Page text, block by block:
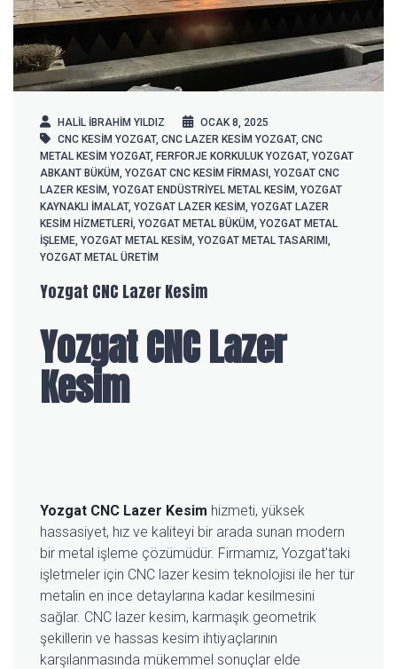
HALIL IBRAHIM YILDIZ
OCAK 8, 2025
CNC KESIM YOZGAT, CNC LAZER KESIM YOZGAT, CNC
METAL KESIM YOZGAT, FERFORJE KORKULUK YOZGAT, YOZGAT
ABKANT BÜKÜM YOZGAT CNC KESIM FIRMASI YOZGAT CNC
LAZER KESIM YOZGAT ENDÜSTRIYEL METAL KESIM YOZGAT
KAYNAKLI İMALAT, YOZGAT LAZER KESIM YOZGAT LAZER
KESIM HIZMETLERI YOZGAT METAL BÜKÜM YOZGAT METAL
İŞLEME YOZGAT METAL KESIM YOZGAT METAL TASARIMI
YOZGAT METAL ÜRETIM
Yozgat CNC Lazer Kesim
Yozgat CNC Lazer
Kesim
Yozgat CNC Lazer Kesim hizmeti, yüksek
hassasiyet, hız ve kaliteyi bir arada sunan modern
bir metal işleme çözümüdür. Firmamız, Yozgat’taki
işletmeler için CNC lazer kesim teknolojisi ile her tür
metalin en ince detaylarına kadar kesilmesini
sağlar. CNC lazer kesim, karmaşık geometrik
şekillerin ve hassas kesim ihtiyaçlarının
karşılanmasında mükemmel sonuçlar elde